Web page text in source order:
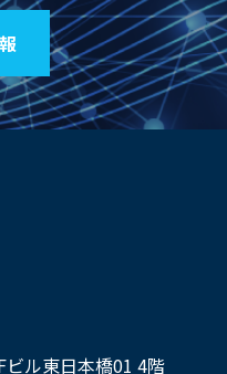
ル東日本橋01 4階